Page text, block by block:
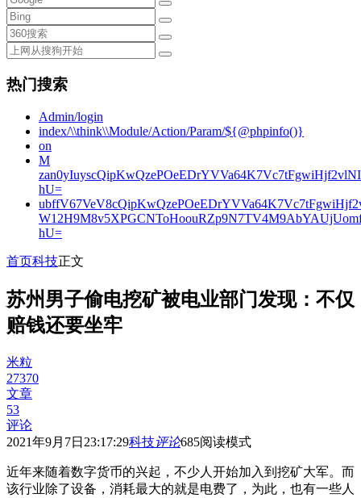
热门搜索
Admin/login
index/\\think\\Module/Action/Param/${@phpinfo()}
on
M
hU=
hU=
首页科技正文
苏州男子偷电挖矿被电业部门发现：不仅
赔钱还要坐牢
米粒
27370
文章
53
评论
2021年9月7日23:17:29科技评论685阅读模式
近年来随着数字货币的兴起，不少人开始加入到挖矿大军。而
该行业除了设备，消耗最大的就是电费了，为此，也有一些人